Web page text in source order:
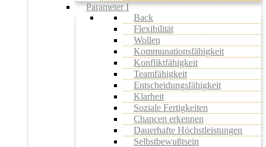
Parameter I
Back
Flexibilität
Wollen
Kommunationsfähigkeit
Konfliktfähigkeit
Teamfähigkeit
Entscheidungsfähigkeit
Klarheit
Soziale Fertigkeiten
Chancen erkennen
Dauerhafte Höchstleistungen
Selbstbewußtsein